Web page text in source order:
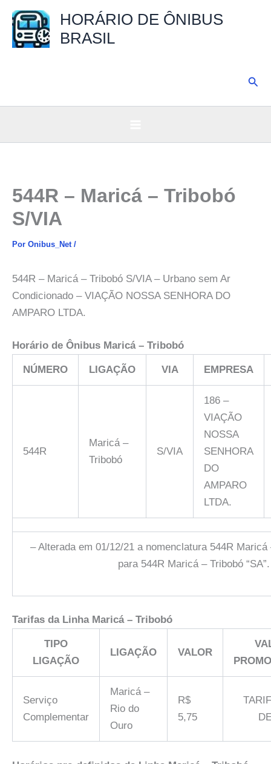
para
HORÁRIO DE ÔNIBUS
BRASIL
544R – Maricá – Tribobó
S/VIA
Por Onibus_Net /
544R – Maricá – Tribobó S/VIA – Urbano sem Ar
Condicionado – VIAÇÃO NOSSA SENHORA DO
AMPARO LTDA.
Horário de Ônibus Maricá – Tribobó
NÚMERO LIGAÇÃO VIA EMPRESA
544R
Maricá –
Tribobó
S/VIA
186 –
VIAÇÃO
NOSSA
SENHORA
DO
AMPARO
LTDA.
– Alterada em 01/12/21 a nomenclatura 544R Maricá
para 544R Maricá – Tribobó “SA”.
Tarifas da Linha Maricá – Tribobó
TIPO
LIGAÇÃO
LIGAÇÃO VALOR
Serviço
Complementar
Maricá –
Rio do
Ouro
R$
5,75